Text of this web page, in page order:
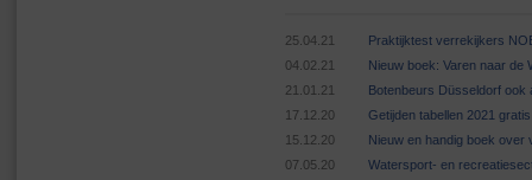
25.04.21
Praktijktest verrekijkers
04.02.21
Nieuw boek: Varen naar de
21.01.21
Botenbeurs Düsseldorf ook
17.12.20
Getijden tabellen 2021
15.12.20
Nieuw en handig boek over
07.05.20
Watersport- en